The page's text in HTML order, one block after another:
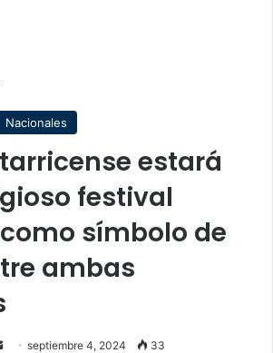
Nacionales
estará
festival
símbolo de
ambas
Sendseptiembre 4, 2024 33